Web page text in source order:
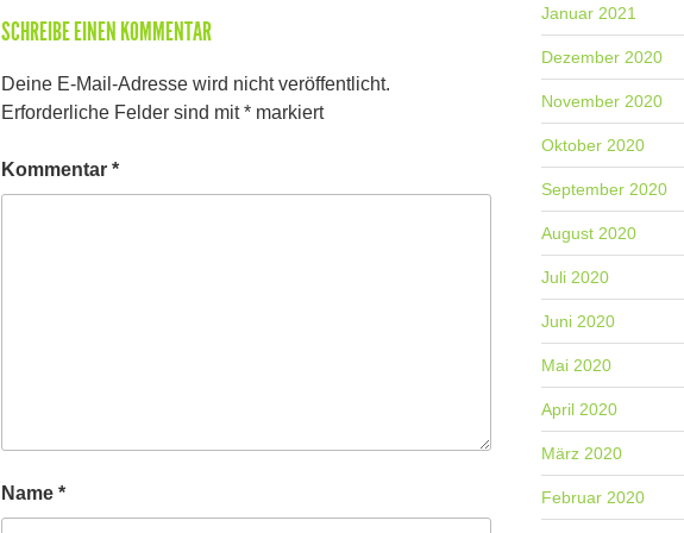
SCHREIBE EINEN KOMMENTAR
Deine E-Mail-Adresse wird nicht veröffentlicht.
Erforderliche Felder sind mit*markiert
Kommentar *
Name *
Januar 2021
Dezember 2020
November 2020
Oktober 2020
September 2020
August 2020
Juli 2020
Juni 2020
Mai 2020
April 2020
März 2020
Februar 2020